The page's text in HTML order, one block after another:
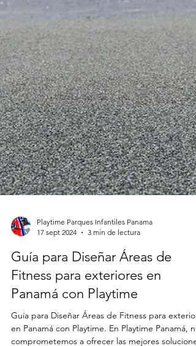
Playtime Parques Infantiles Panama
17 sept 2024
3 min de lectura
Guía para Diseñar Áreas de
Fitness para exteriores en